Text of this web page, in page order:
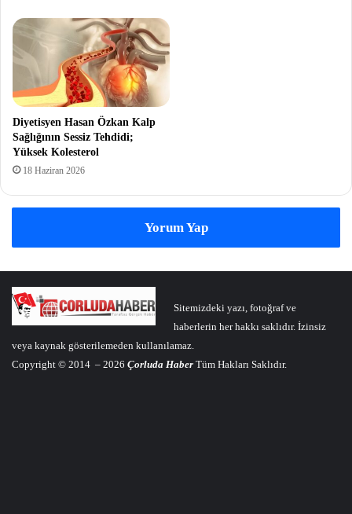
Diyetisyen Hasan Özkan Kalp
Sağlığının Sessiz Tehdidi;
Yüksek Kolesterol
18 Haziran 2026
Yorum Yap
Sitemizdeki yazı, fotoğraf ve
haberlerin her hakkı saklıdır. İzinsiz
veya kaynak gösterilemeden kullanılamaz.
Copyright © 2014 – 2026 Çorluda Haber Tüm Hakları Saklıdır.